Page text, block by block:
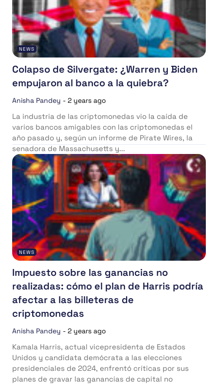
NEWS
Colapso de Silvergate: ¿Warren y Biden
empujaron al banco a la quiebra?
Anisha Pandey - 2 years ago
La industria de las criptomonedas vio la caída de
varios bancos amigables con las criptomonedas el
año pasado y, según un informe de Pirate Wires, la
senadora de Massachusetts y...
NEWS
Impuesto sobre las ganancias no
realizadas: cómo el plan de Harris podría
afectar a las billeteras de
criptomonedas
Anisha Pandey - 2 years ago
Kamala Harris, actual vicepresidenta de Estados
Unidos y candidata demócrata a las elecciones
presidenciales de 2024, enfrentó críticas por sus
planes de gravar las ganancias de capital no